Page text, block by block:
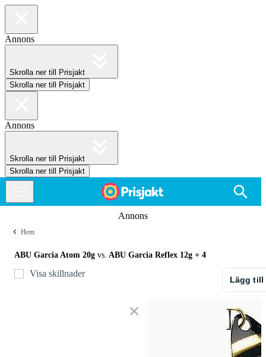
Annons
Skrolla ner till Prisjakt
Skrolla ner till Prisjakt
Annons
Skrolla ner till Prisjakt
Skrolla ner till Prisjakt
Annons
Hem
ABU Garcia Atom 20g vs. ABU Garcia Reflex 12g + 4
Visa skillnader
Lägg till